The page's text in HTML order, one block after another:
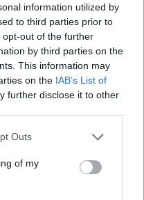
information utilized by
to third parties prior to
out of the further
by third parties on the
This information may
on the IAB’s List of
further disclose it to other
one or more Google
You may click to
its third-party tags to
in below Google
Outs
of my